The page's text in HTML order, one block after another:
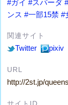
#ガイ #スパーダ
ンス #一部15禁 #
関連サイト
Twitter pixiv
URL
http://2st.jp/